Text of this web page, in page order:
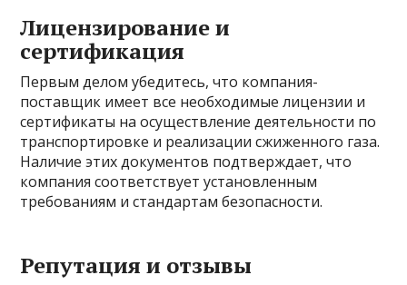
Лицензирование и
сертификация
Первым делом убедитесь, что компания-
поставщик имеет все необходимые лицензии и
сертификаты на осуществление деятельности по
транспортировке и реализации сжиженного газа.
Наличие этих документов подтверждает, что
компания соответствует установленным
требованиям и стандартам безопасности.
Репутация и отзывы